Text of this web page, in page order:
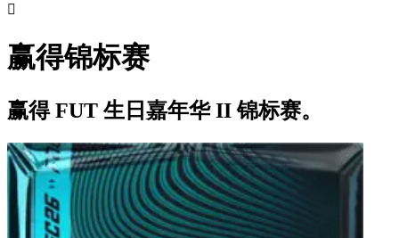

赢得锦标赛
赢得 FUT 生日嘉年华 II 锦标赛。